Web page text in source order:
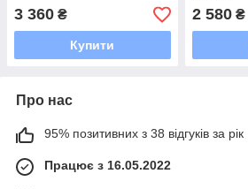
3 360 ₴
Купити
2 580₴
Про нас
95% позитивних з 38 відгуків за рік
Працює з 16.05.2022